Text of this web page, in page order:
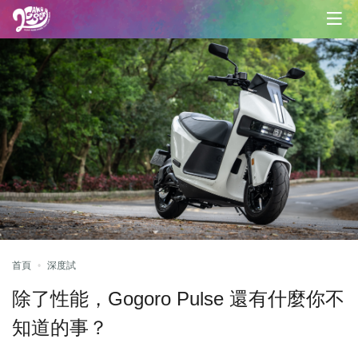
首頁 深度試
除了性能，Gogoro Pulse 還有什麼你不
知道的事？